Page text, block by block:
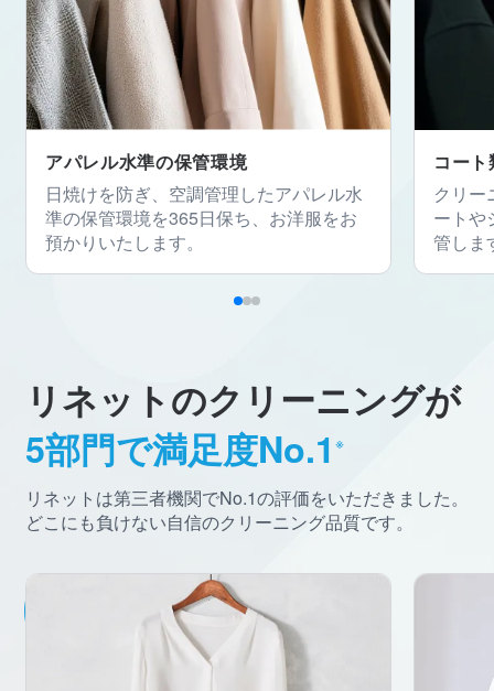
アパレル水準の保管環境
日焼けを防ぎ、空調管理したアパレル水
準の保管環境を365日保ち、お洋服をお
預かりいたします。
コー
クリー
ートや
管しま
リネットのクリーニングが
5部門で満足度No.1 ※
リネットは第三者機関でNo.1の評価をいただきました。
どこにも負けない自信のクリーニング品質です。